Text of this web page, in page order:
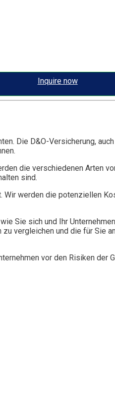
Inquire now
Die D&O-Versicherung,
die verschiedenen Arten
sind.
werden die potenziellen
Sie sich und Ihr
vergleichen und die für Sie
vor den Risiken der